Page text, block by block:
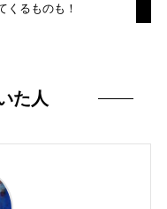
くるものも！
た人